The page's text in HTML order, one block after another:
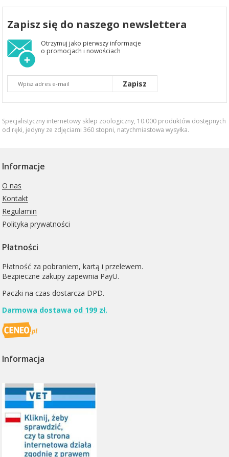
Zapisz się do naszego newslettera
Otrzymuj jako pierwszy informacje
o promocjach i nowościach
Zapisz
Specjalistyczny internetowy sklep zoologiczny, 10.000 produktów dostępnych
od ręki, jedyny ze zdjęciami 360 stopni, natychmiastowa wysyłka.
Informacje
O nas
Kontakt
Regulamin
Polityka prywatności
Płatności
Płatność za pobraniem, kartą i przelewem.
Bezpieczne zakupy zapewnia PayU.
Paczki na czas dostarcza DPD.
Darmowa dostawa od 199 zł.
Informacja